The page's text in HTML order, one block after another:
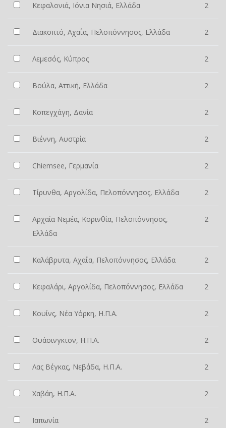
Κεφαλονιά, Ιόνια Νησιά, Ελλάδα 2
Διακοπτό, Αχαΐα, Πελοπόννησος, Ελλάδα 2
Λεμεσός, Κύπρος 2
Βούλα, Αττική, Ελλάδα 2
Κοπεγχάγη, Δανία 2
Βιέννη, Αυστρία 2
Chiemsee, Γερμανία 2
Τίρυνθα, Αργολίδα, Πελοπόννησος, Ελλάδα 2
Αρχαία Νεμέα, Κορινθία, Πελοπόννησος,
Ελλάδα
2
Καλάβρυτα, Αχαΐα, Πελοπόννησος, Ελλάδα 2
Κεφαλάρι, Αργολίδα, Πελοπόννησος, Ελλάδα 2
Κουίνς, Νέα Υόρκη, Η.Π.Α. 2
Ουάσινγκτον, Η.Π.Α. 2
Λας Βέγκας, Νεβάδα, Η.Π.Α. 2
Χαβάη, Η.Π.Α. 2
Ιαπωνία 2